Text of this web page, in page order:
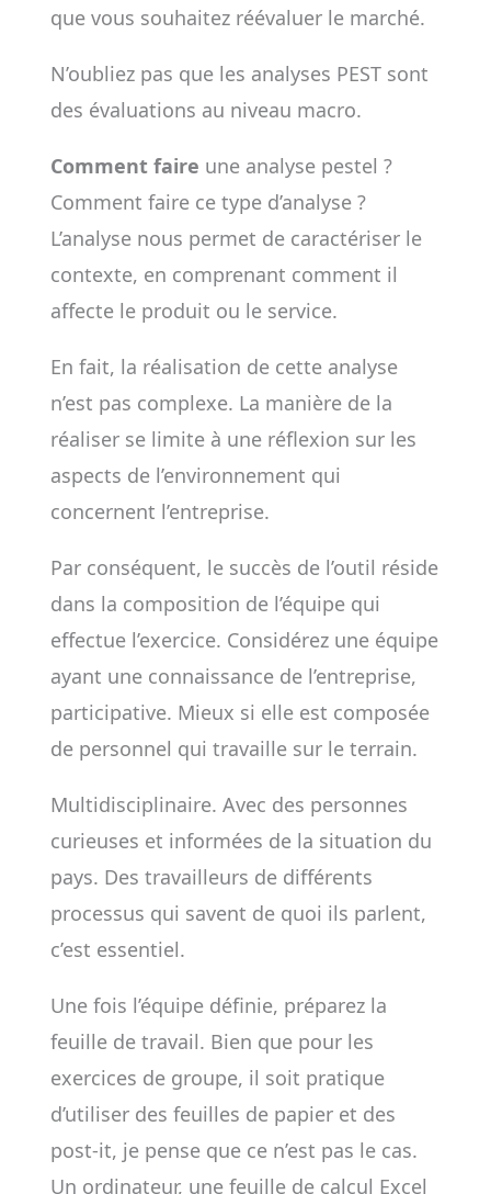
que vous souhaitez réévaluer le marché.
N’oubliez pas que les analyses PEST sont
des évaluations au niveau macro.
Comment faire une analyse pestel ?
Comment faire ce type d’analyse ?
L’analyse nous permet de caractériser le
contexte, en comprenant comment il
affecte le produit ou le service.
En fait, la réalisation de cette analyse
n’est pas complexe. La manière de la
réaliser se limite à une réflexion sur les
aspects de l’environnement qui
concernent l’entreprise.
Par conséquent, le succès de l’outil réside
dans la composition de l’équipe qui
effectue l’exercice. Considérez une équipe
ayant une connaissance de l’entreprise,
participative. Mieux si elle est composée
de personnel qui travaille sur le terrain.
Multidisciplinaire. Avec des personnes
curieuses et informées de la situation du
pays. Des travailleurs de différents
processus qui savent de quoi ils parlent,
c’est essentiel.
Une fois l’équipe définie, préparez la
feuille de travail. Bien que pour les
exercices de groupe, il soit pratique
d’utiliser des feuilles de papier et des
post-it, je pense que ce n’est pas le cas.
Un ordinateur, une feuille de calcul Excel